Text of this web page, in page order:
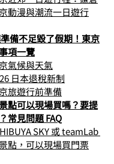
京動漫與潮流一日遊行
備不足毀了假期！東京
項一覽
氣候與天氣
日本退稅新制
旅遊行前準備
點可以現場買嗎？要提
常見問題 FAQ
SKY 或 teamLab
點，可以現場買門票